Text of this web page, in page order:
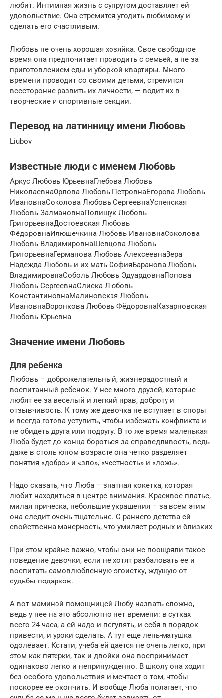
любит. Интимная жизнь с супругом доставляет ей
удовольствие. Она стремится угодить любимому и
сделать его счастливым.
Любовь не очень хорошая хозяйка. Свое свободное
время она предпочитает проводить с семьей, а не за
приготовлением еды и уборкой квартиры. Много
времени проводит со своими детьми, стремится
всесторонне развить их личности, — водит их в
творческие и спортивные секции.
Перевод на латинницу имени Любовь
Liubov
Известные люди с именем Любовь
Аркус Любовь ЮрьевнаГлебова Любовь
НиколаевнаОрлова Любовь ПетровнаЕгорова Любовь
ИвановнаСоколова Любовь СергеевнаУспенская
Любовь ЗалмановнаПолищук Любовь
ГригорьевнаДостоевская Любовь
ФёдоровнаИлюшечкина Любовь ИвановнаСоколова
Любовь ВладимировнаШевцова Любовь
ГригорьевнаГерманова Любовь АлексеевнаВера
Надежда Любовь и их мать СофияБаранова Любовь
ВладимировнаСоболь Любовь ЭдуардовнаПопова
Любовь СергеевнаСлиска Любовь
КонстантиновнаМалиновская Любовь
ИвановнаВоронкова Любовь ФёдоровнаКазарновская
Любовь Юрьевна
Значение имени Любовь
Для ребенка
Любовь – доброжелательный, жизнерадостный и
воспитанный ребенок. У нее много друзей, которые
любят ее за веселый и легкий нрав, доброту и
отзывчивость. К тому же девочка не вступает в споры
и всегда готова уступить, чтобы избежать конфликта и
не обидеть друга или подругу. В то же время маленькая
Люба будет до конца бороться за справедливость, ведь
даже в столь юном возрасте она четко разделяет
понятия «добро» и «зло», «честность» и «ложь».
Надо сказать, что Люба – знатная кокетка, которая
любит находиться в центре внимания. Красивое платье,
милая прическа, небольшие украшения – за всем этим
она следит очень тщательно. С раннего детства ей
свойственна манерность, что умиляет родных и близких
При этом крайне важно, чтобы они не поощряли такое
поведение девочки, если не хотят разбаловать ее и
воспитать самовлюбленную эгоистку, ждущую от
судьбы подарков.
А вот маминой помощницей Любу назвать сложно,
ведь у нее на это абсолютно нет времени: в сутках
всего 24 часа, а ей надо и погулять, и себя в порядок
привести, и уроки сделать. А тут еще лень-матушка
одолевает. Кстати, учеба ей дается не очень легко, при
этом как пятерки, так и двойки она воспринимает
одинаково легко и непринужденно. В школу она ходит
без особого удовольствия и мечтает о том, чтобы
поскорее ее окончить. И вообще Люба полагает, что